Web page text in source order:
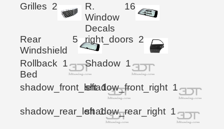
Grilles 2
R.
Window
Decals
16
Rear
Windshield
5 right_doors 2
Rollback
Bed
1 Shadow 1
shadow_front_left 1
shadow_front_right 1
shadow_rear_left 1
shadow_rear_right 1